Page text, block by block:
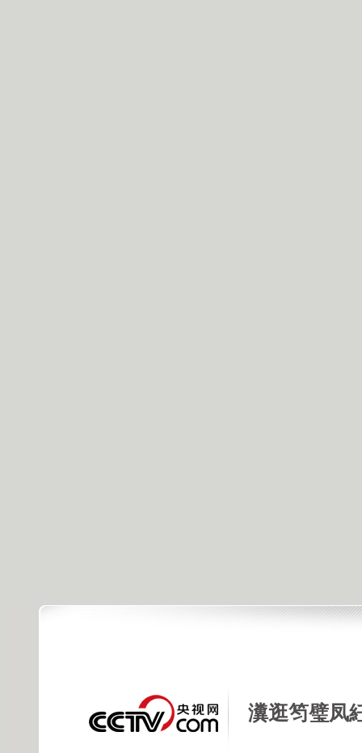
瀵逛笉璧凤